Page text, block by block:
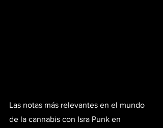
Las notas más relevantes en el mundo
de la cannabis con Isra Punk en